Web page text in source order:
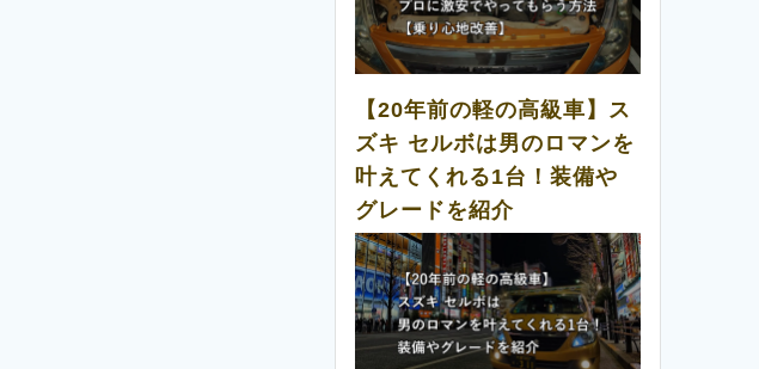
【20年前の軽の高級車】ス
ズキ セルボは男のロマンを
叶えてくれる1台！装備や
グレードを紹介